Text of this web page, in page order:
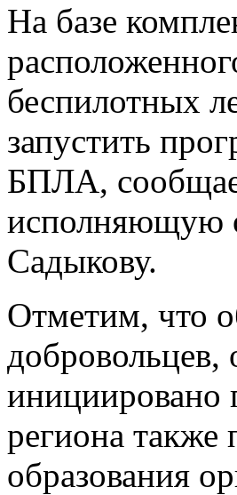
На базе
беспилотных
запустить
БПЛА,
исполняющую
Садыкову.
Отметим, что
региона
образования